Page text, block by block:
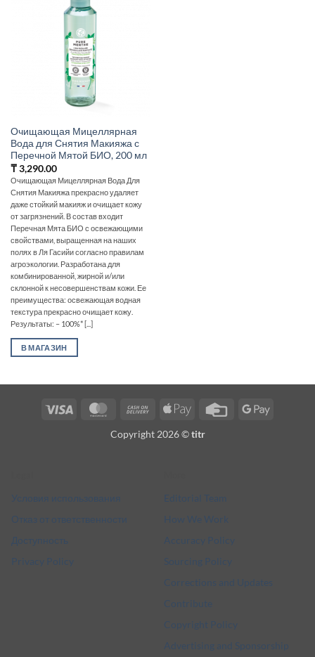
Очищающая Мицеллярная
Вода для Снятия Макияжа с
Перечной Мятой БИО, 200 мл
₸3,290.00
Очищающая Мицеллярная Вода Для
Снятия Макияжа прекрасно удаляет
даже стойкий макияж и очищает кожу
от загрязнений. В состав входит
Перечная Мята БИО с освежающими
свойствами, выращенная на наших
полях в Ля Гасийи согласно правилам
агроэкологии. Разработана для
комбинированной, жирной и/или
склонной к несовершенствам кожи. Ее
преимущества: освежающая водная
текстура прекрасно очищает кожу.
Результаты: – 100%* [...]
В МАГАЗИН
Visa MasterCardCash
Delivery
Apple
Credit
Google
Copyright 2026 ©titr
Условия использования
Отказ от ответственности
Доступность
Privacy Policy
Editorial Team
How We Work
Accuracy Policy
Sourcing Policy
Corrections and Updates
Contribute
Copyright Policy
Advertising and Sponsorship